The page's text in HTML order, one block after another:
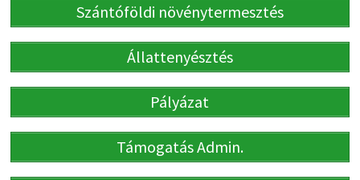
Szántóföldi növénytermesztés
Állattenyésztés
Pályázat
Támogatás Admin.